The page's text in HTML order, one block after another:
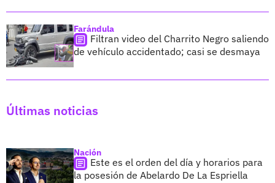
Farándula
Filtran video del Charrito Negro saliendo
de vehículo accidentado; casi se desmaya
Últimas noticias
Nación
Este es el orden del día y horarios para
la posesión de Abelardo De La Espriella